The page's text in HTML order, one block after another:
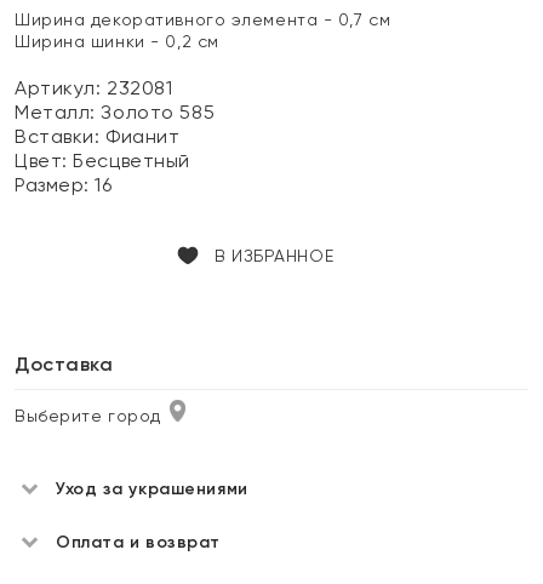
Ширина декоративного элемента - 0,7 см
Ширина шинки - 0,2 см
Артикул: 232081
Металл:Золото 585
Вставки: Фианит
Цвет:Бесцветный
Размер:16
В ИЗБРАННОЕ
Доставка
Выберите город
Уход за украшениями
Оплата и возврат